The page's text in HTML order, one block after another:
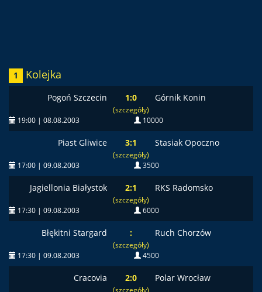
1 Kolejka
Pogoń Szczecin 1:0
(szczegóły)
Górnik Konin
19:00 | 08.08.2003 10000
Piast Gliwice 3:1
(szczegóły)
Stasiak Opoczno
17:00 | 09.08.2003 3500
Jagiellonia Białystok 2:1
(szczegóły)
RKS Radomsko
17:30 | 09.08.2003 6000
Błękitni Stargard :
(szczegóły)
Ruch Chorzów
17:30 | 09.08.2003 4500
Cracovia 2:0
(szczegóły)
Polar Wrocław